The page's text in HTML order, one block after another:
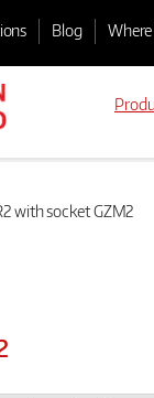
Blog
with socket GZM2